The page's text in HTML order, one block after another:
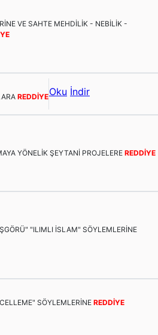
VE SAHTE MEHDİLİK - NEBİLİK -
REDDİYEOku İndir
YÖNELİK ŞEYTANİ PROJELERE REDDİYE
"ILIMLI İSLAM" SÖYLEMLERİNE
SÖYLEMLERİNE REDDİYE